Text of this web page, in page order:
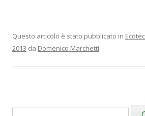
Questo articolo è stato pubblicato in
2013 da Domenico Marchetti.
Ricerca